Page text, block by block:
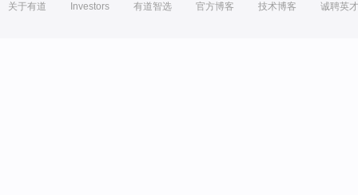
关于有道 Investors 有道智选 官方博客 技术博客 诚聘英才